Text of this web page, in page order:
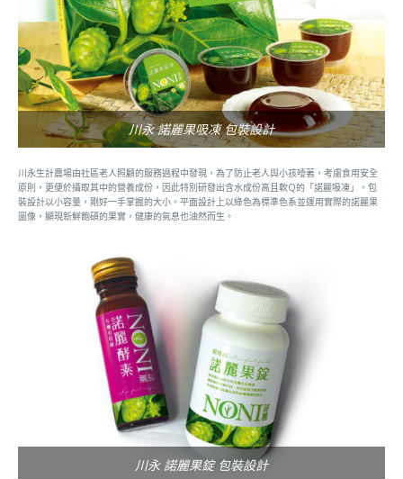
川永 諾麗果吸凍 包裝設計
川永生計農場由社區老人照顧的服務過程中發現，為了防止老人與小孩噎著，考慮食用安全
原則，更便於攝取其中的營養成份，因此特別研發出含水成份高且軟Q的「諾麗吸凍」。包
裝設計以小容量，剛好一手掌握的大小。平面設計上以綠色為標準色系並運用實際的諾麗果
圖像，顯現新鮮飽碩的果實，健康的氣息也油然而生。
川永 諾麗果錠 包裝設計